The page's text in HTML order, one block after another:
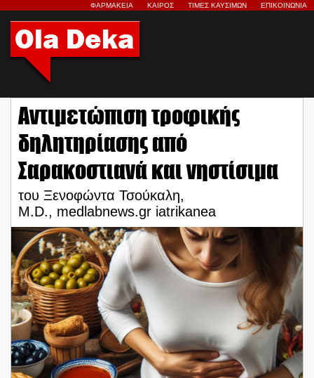
ΦΑΡΜΑΚΕΙΑ ΚΑΙΡΟΣ ΤΙΜΕΣ ΚΑΥΣΙΜΩΝ ΕΠΙΚΟΙΝΩΝΙΑ
Αντιμετώπιση τροφικής
δηλητηρίασης από
Σαρακοστιανά και νηστίσιμα
του Ξενοφώντα Τσούκαλη,
M.D., medlabnews.gr iatrikanea